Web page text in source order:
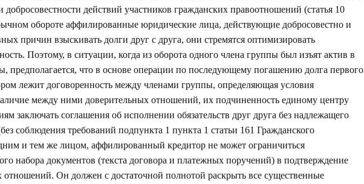
действий участников гражданских правоотношений (статья 10
обороте аффилированные юридические лица, действующие добросовестно и
причин взыскивать долги друг с друга, они стремятся оптимизировать
Поэтому, в ситуации, когда из оборота одного члена группы был изъят актив в
предполагается, что в основе операции по последующему погашению долга первого
лежит договоренность между членами группы, определяющая условия
между ними доверительных отношений, их подчиненность единому центру
заключать соглашения об исполнении обязательств друг друга без надлежащего
соблюдения требований подпункта 1 пункта 1 статьи 161 Гражданского
и тем же лицом, аффилированный кредитор не может ограничиться
набора документов (текста договора и платежных поручений) в подтверждение
отношений. Он должен с достаточной полнотой раскрыть все существенные